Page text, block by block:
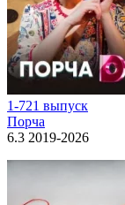
1-721 выпуск
Порча
6.3 2019-2026